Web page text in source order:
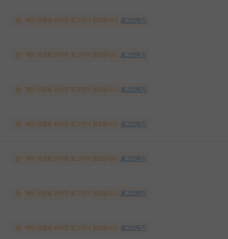
해당 댓글을 보려면 로그인이 필요합니다. 로그인하기
해당 댓글을 보려면 로그인이 필요합니다. 로그인하기
해당 댓글을 보려면 로그인이 필요합니다. 로그인하기
해당 댓글을 보려면 로그인이 필요합니다. 로그인하기
해당 댓글을 보려면 로그인이 필요합니다. 로그인하기
해당 댓글을 보려면 로그인이 필요합니다. 로그인하기
해당 댓글을 보려면 로그인이 필요합니다. 로그인하기